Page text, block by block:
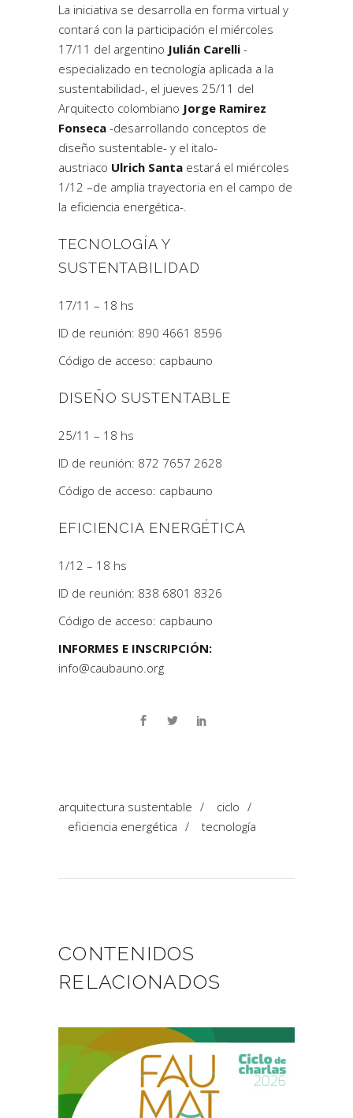
La iniciativa se desarrolla en forma virtual y
contará con la participación el miércoles
17/11 del argentino Julián Carelli -
especializado en tecnología aplicada a la
sustentabilidad-, el jueves 25/11 del
Arquitecto colombiano Jorge Ramirez
Fonseca -desarrollando conceptos de
diseño sustentable- y el italo-
austriaco Ulrich Santa estará el miércoles
1/12 –de amplia trayectoria en el campo de
la eficiencia energética-.
TECNOLOGÍA Y
SUSTENTABILIDAD
17/11 – 18 hs
ID de reunión: 890 4661 8596
Código de acceso: capbauno
DISEÑO SUSTENTABLE
25/11 – 18 hs
ID de reunión: 872 7657 2628
Código de acceso: capbauno
EFICIENCIA ENERGÉTICA
1/12 – 18 hs
ID de reunión: 838 6801 8326
Código de acceso: capbauno
INFORMES E INSCRIPCIÓN:
info@caubauno.org
arquitectura sustentable / ciclo /
eficiencia energética / tecnología
CONTENIDOS
RELACIONADOS